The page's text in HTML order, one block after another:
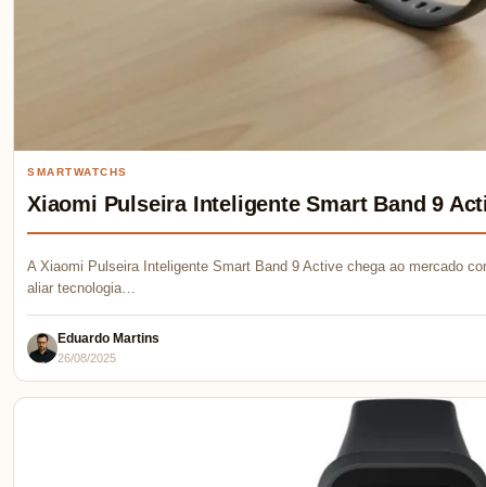
SMARTWATCHS
Xiaomi Pulseira Inteligente Smart Band 9
A Xiaomi Pulseira Inteligente Smart Band 9 Active chega ao mercado
aliar tecnologia…
Eduardo Martins
26/08/2025